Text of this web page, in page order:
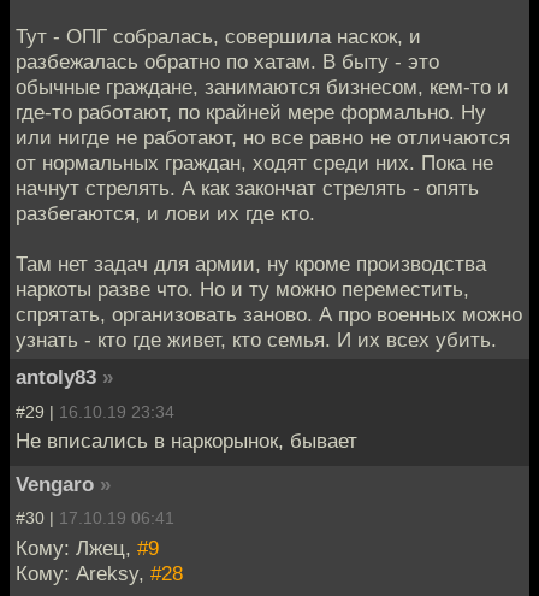
Тут - ОПГ собралась, совершила наскок, и
разбежалась обратно по хатам. В быту - это
обычные граждане, занимаются бизнесом, кем-то и
где-то работают, по крайней мере формально. Ну
или нигде не работают, но все равно не отличаются
от нормальных граждан, ходят среди них. Пока не
начнут стрелять. А как закончат стрелять - опять
разбегаются, и лови их где кто.
Там нет задач для армии, ну кроме производства
наркоты разве что. Но и ту можно переместить,
спрятать, организовать заново. А про военных можно
узнать - кто где живет, кто семья. И их всех убить.
antoly83 »
#29 | 16.10.19 23:34
Не вписались в наркорынок, бывает
Vengaro »
#30 | 17.10.19 06:41
Кому: Лжец, #9
Кому: Areksy, #28